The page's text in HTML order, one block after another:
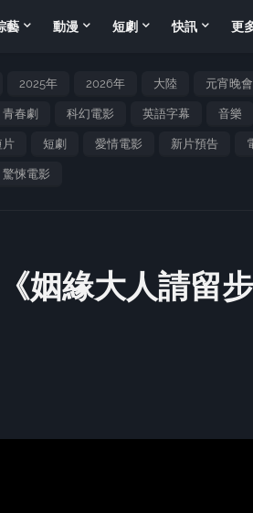
藝 動漫 短劇 快訊 更
2025年 2026年 大陸 元宵晚會
青春劇 科幻電影 英語字幕 音樂
片 短劇 愛情電影 新片預告
驚悚電影
姻緣大人請留